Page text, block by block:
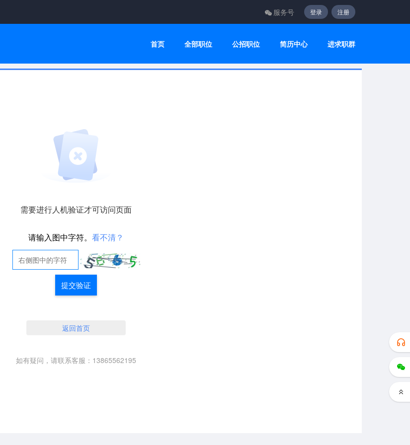
服务号 登录 注册
首页 全部职位 公招职位 简历中心 进求职群
需要进行人机验证才可访问页面
请输入图中字符。 看不清？
提交验证
返回首页
如有疑问，请联系客服：13865562195